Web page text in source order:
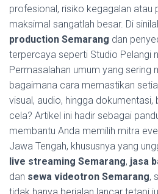
profesional, risiko kegagalan atau
maksimal sangatlah besar. Di
production Semarang dan
terpercaya seperti Studio Pelangi
Permasalahan umum yang sering
bagaimana cara memastikan
visual, audio, hingga
cela? Artikel ini hadir sebagai
membantu Anda memilih mitra
Jawa Tengah, khususnya yang
live streaming Semarang, jasa
dan sewa videotron Semarang,